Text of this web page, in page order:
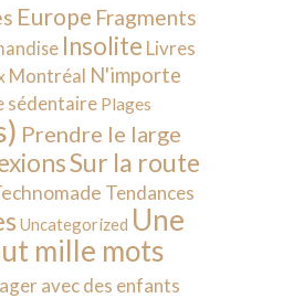
Europe Fragments
Insolite Livres
Montréal N'importe
sédentaire Plages
Prendre le large
Sur la route
Tendances
Uncategorized Une
mille mots
avec des enfants